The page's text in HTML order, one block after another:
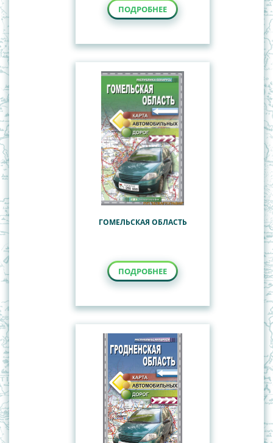
ПОДРОБНЕЕ
ГОМЕЛЬСКАЯ ОБЛАСТЬ
ПОДРОБНЕЕ